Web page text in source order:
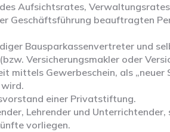
Aufsichtsrates,
Geschäftsführung beauftragten
Bausparkassenvertreter und
Versicherungsmakler oder
mittels Gewerbeschein, als „neuer
einer Privatstiftung.
Lehrender und Unterrichtender,
vorliegen.